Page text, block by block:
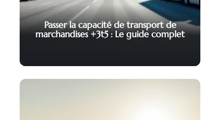
Passer la capacité de transport de
marchandises +3t5 : Le guide complet